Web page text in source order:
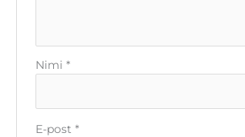
Nimi *
E-post *